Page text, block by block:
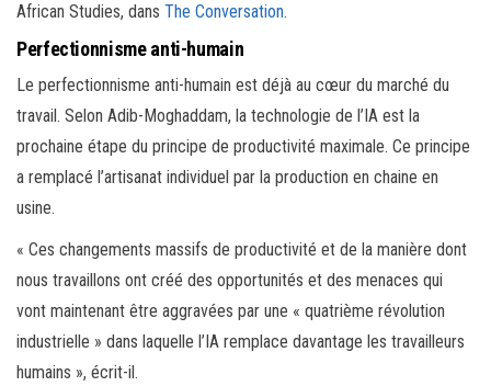
African Studies, dans The Conversation.
Perfectionnisme anti-humain
Le perfectionnisme anti-humain est déjà au cœur du marché du
travail. Selon Adib-Moghaddam, la technologie de l’IA est la
prochaine étape du principe de productivité maximale. Ce principe
a remplacé l’artisanat individuel par la production en chaine en
usine.
« Ces changements massifs de productivité et de la manière dont
nous travaillons ont créé des opportunités et des menaces qui
vont maintenant être aggravées par une « quatrième révolution
industrielle » dans laquelle l’IA remplace davantage les travailleurs
humains », écrit-il.